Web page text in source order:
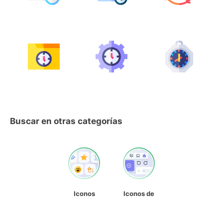
Buscar en otras categorías
Iconos
Iconos de